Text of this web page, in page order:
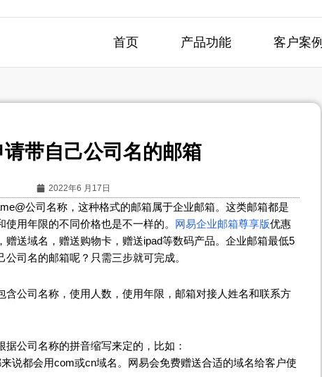
首页 产品功能 客户案例
带自己公司名的邮箱
2022年6 月17日
公司名称，这种格式的邮箱属于企业邮箱。这类邮箱都是
用年限的不同价格也是不一样的。
网易企业邮箱尊享版优惠
赠送域名，赠送购物卡，赠送ipad等数码产品。企业邮箱最低5
司名的邮箱呢？只需三步就可完成。
含公司名称，使用人数，使用年限，邮箱对接人姓名和联系方
公司名称的拼音缩写来定的，比如：
说都会用com或cn域名。网易会免费赠送合适的域名给客户使